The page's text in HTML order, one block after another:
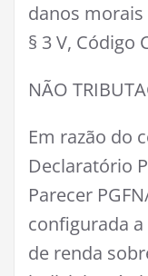
danos morais
§ 3 V, Código
NÃO
Em razão do
Declaratório
Parecer
configurada
de renda